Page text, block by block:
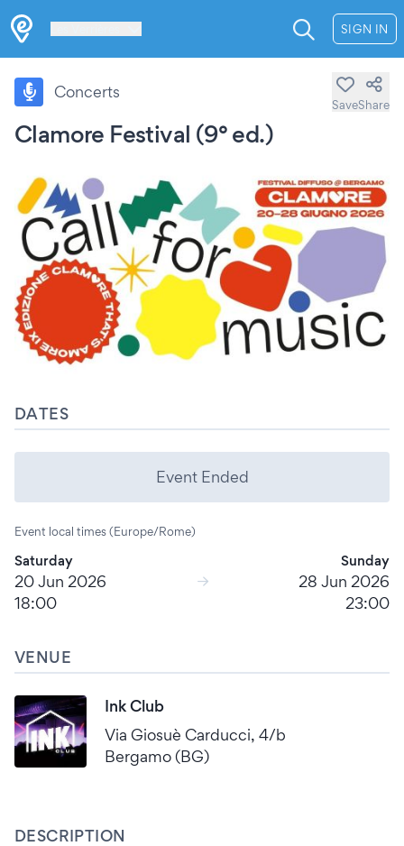
SIGN IN
Clamore Festival (9° ed.)
Concerts
SaveShare
DATES
Event Ended
Event local times (Europe/Rome)
Saturday
20 Jun 2026
18:00
Sunday
28 Jun 2026
23:00
VENUE
Ink Club
Via Giosuè Carducci, 4/b
Bergamo (BG)
DESCRIPTION